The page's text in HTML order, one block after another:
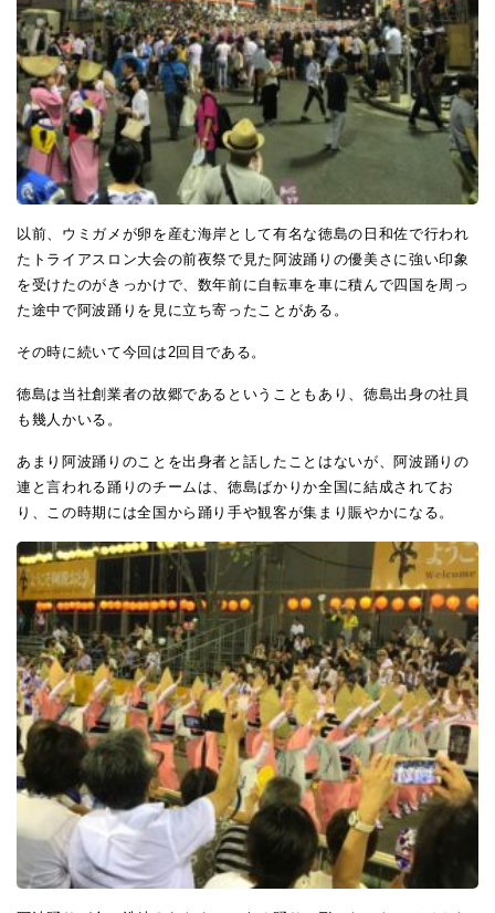
以前、ウミガメが卵を産む海岸として有名な徳島の日和佐で行われ
たトライアスロン大会の前夜祭で見た阿波踊りの優美さに強い印象
を受けたのがきっかけで、数年前に自転車を車に積んで四国を周っ
た途中で阿波踊りを見に立ち寄ったことがある。
その時に続いて今回は2回目である。
徳島は当社創業者の故郷であるということもあり、徳島出身の社員
も幾人かいる。
あまり阿波踊りのことを出身者と話したことはないが、阿波踊りの
連と言われる踊りのチームは、徳島ばかりか全国に結成されてお
り、この時期には全国から踊り手や観客が集まり賑やかになる。